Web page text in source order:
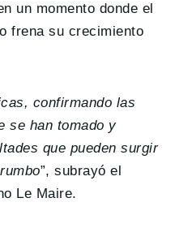
un momento donde el
frena su crecimiento
confirmando las
se han tomado y
que pueden surgir
”, subrayó el
Le Maire.